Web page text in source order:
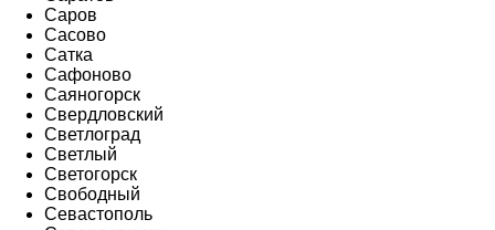
Саров
Сасово
Сатка
Сафоново
Саяногорск
Свердловский
Светлоград
Светлый
Светогорск
Свободный
Севастополь